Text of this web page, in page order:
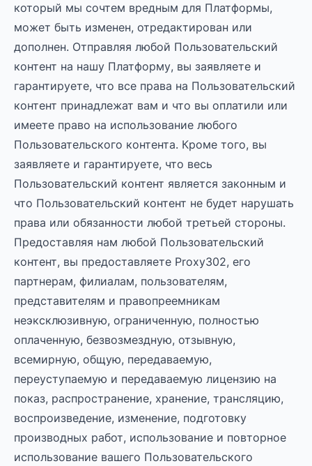
который мы сочтем вредным для Платформы,
может быть изменен, отредактирован или
дополнен. Отправляя любой Пользовательский
контент на нашу Платформу, вы заявляете и
гарантируете, что все права на Пользовательский
контент принадлежат вам и что вы оплатили или
имеете право на использование любого
Пользовательского контента. Кроме того, вы
заявляете и гарантируете, что весь
Пользовательский контент является законным и
что Пользовательский контент не будет нарушать
права или обязанности любой третьей стороны.
Предоставляя нам любой Пользовательский
контент, вы предоставляете Proxy302, его
партнерам, филиалам, пользователям,
представителям и правопреемникам
неэксклюзивную, ограниченную, полностью
оплаченную, безвозмездную, отзывную,
всемирную, общую, передаваемую,
переуступаемую и передаваемую лицензию на
показ, распространение, хранение, трансляцию,
воспроизведение, изменение, подготовку
производных работ, использование и повторное
использование вашего Пользовательского